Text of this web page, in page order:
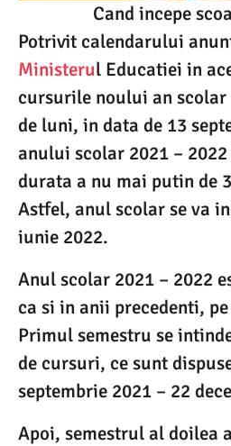
Cand incepe
Potrivit calendarului
Ministerul Educatiei in
cursurile noului an
de luni, in data de 13
anului scolar 2021 –
durata a nu mai putin de
Astfel, anul scolar se va
iunie 2022.
Anul scolar 2021 – 2022
ca si in anii precedenti,
Primul semestru se
de cursuri, ce sunt
septembrie 2021 – 22
Apoi, semestrul al doilea